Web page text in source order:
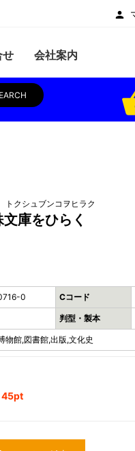
せ 会社案内
クシュブンコヲヒラク
庫をひらく
0 Cコード
判型・製本
物館,図書館,出版,文化史
45pt